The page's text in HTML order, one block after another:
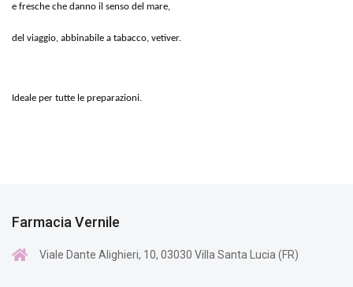
e fresche che danno il senso del mare,
del viaggio, abbinabile a tabacco, vetiver.
Ideale per tutte le preparazioni.
Farmacia Vernile
Viale Dante Alighieri, 10, 03030 Villa Santa Lucia (FR)